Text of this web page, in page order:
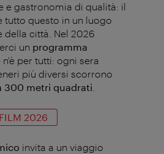
e gastronomia di qualità: il
tutto questo in un luogo
della città. Nel 2026
un programma
n'è per tutti: ogni sera
più diversi scorrono
300 metri quadrati
2026
invita a un viaggio